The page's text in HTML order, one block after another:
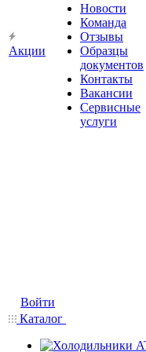
Акции
Новости
Команда
Отзывы
Образцы
документов
Контакты
Вакансии
Сервисные
услуги
Войти
Каталог